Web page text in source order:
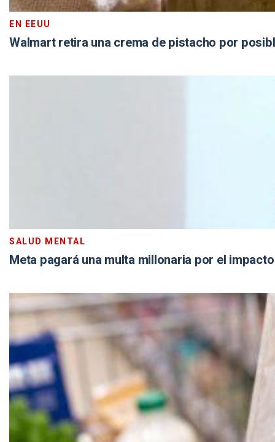
EN EEUU
Walmart retira una crema de pistacho por
SALUD MENTAL
Meta pagará una multa millonaria por el